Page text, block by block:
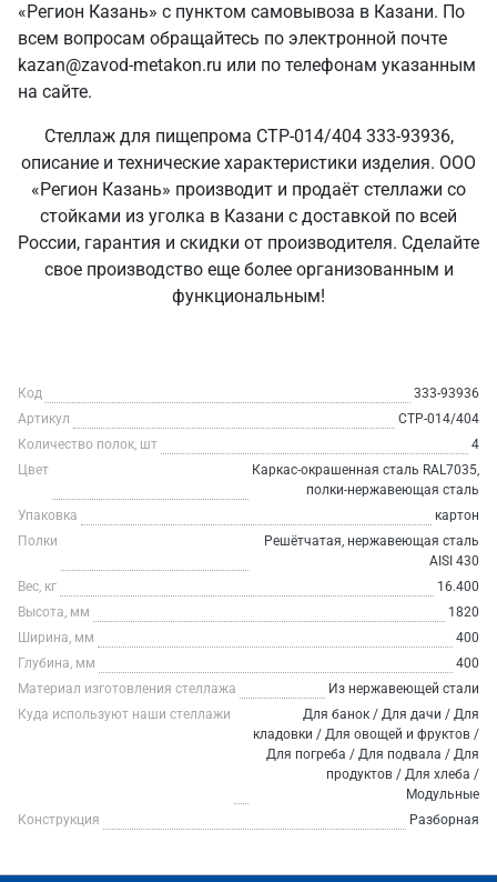
«Регион Казань» с пунктом самовывоза в Казани. По
всем вопросам обращайтесь по электронной почте
kazan@zavod-metakon.ru или по телефонам указанным
на сайте.
Стеллаж для пищепрома СТР-014/404 333-93936,
описание и технические характеристики изделия. ООО
«Регион Казань» производит и продаёт стеллажи со
стойками из уголка в Казани с доставкой по всей
России, гарантия и скидки от производителя. Сделайте
свое производство еще более организованным и
функциональным!
Код
333-93936
Артикул
СТР-014/404
Количество полок, шт
4
Цвет
Каркас-окрашенная сталь RAL7035,
полки-нержавеющая сталь
Упаковка
картон
Полки
Решётчатая, нержавеющая сталь
AISI 430
Вес, кг
16.400
Высота, мм
1820
Ширина, мм
400
Глубина, мм
400
Материал изготовления стеллажа
Из нержавеющей стали
Куда используют наши стеллажи
Для банок / Для дачи / Для
кладовки / Для овощей и фруктов /
Для погреба / Для подвала / Для
продуктов / Для хлеба /
Модульные
Конструкция
Разборная